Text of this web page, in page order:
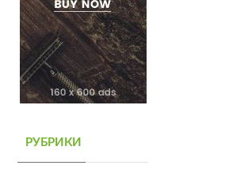
РУБРИКИ